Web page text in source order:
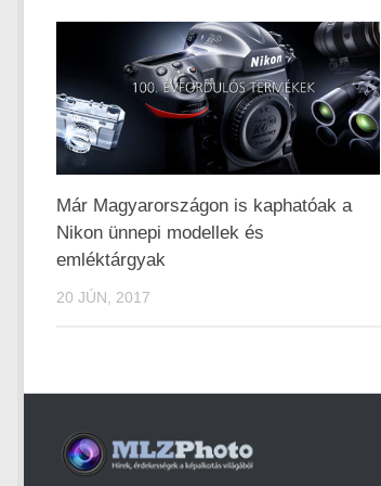
Már Magyarországon is kaphatóak a
Nikon ünnepi modellek és
emléktárgyak
20 JÚN, 2017